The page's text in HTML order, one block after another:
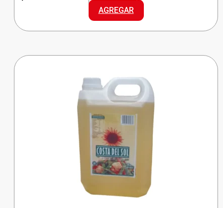
ACEITE
GIRASOL
cantidad
AGREGAR